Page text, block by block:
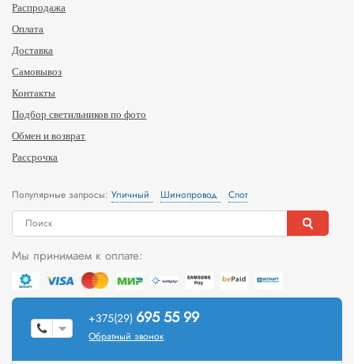
Распродажа
Оплата
Доставка
Самовывоз
Контакты
Подбор светильников по фото
Обмен и возврат
Рассрочка
Популярные запросы:Уличный Шинопровод Спот
Мы принимаем к оплате:
+375(29) 695 55 99
Обратный звонок